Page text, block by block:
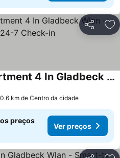
Partilhar
Serviceroom24 - Apartment 4 In Gladbeck Wlan - Smart-tv - 24-7 Check-in
km de Centro da cidade
preços
Ver preços